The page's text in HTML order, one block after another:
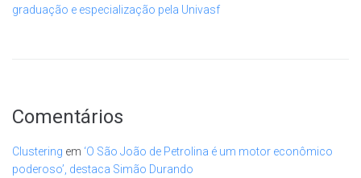
graduação e especialização pela Univasf
Comentários
Clustering em ‘O São João de Petrolina é um motor econômico
poderoso’, destaca Simão Durando